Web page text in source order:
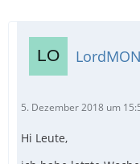
5. Dezember 2018 um
Hi Leute,